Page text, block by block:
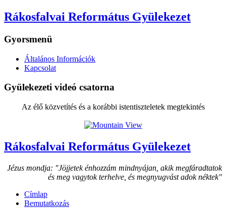
Rákosfalvai Református Gyülekezet
Gyorsmenü
Általános Információk
Kapcsolat
Gyülekezeti videó csatorna
Az élő közvetítés és a korábbi istentiszteletek megtekintés
Rákosfalvai Református Gyülekezet
Jézus mondja: "Jöjjetek énhozzám mindnyájan, akik megfáradtatok
és meg vagytok terhelve, és megnyugvást adok néktek"
Címlap
Bemutatkozás